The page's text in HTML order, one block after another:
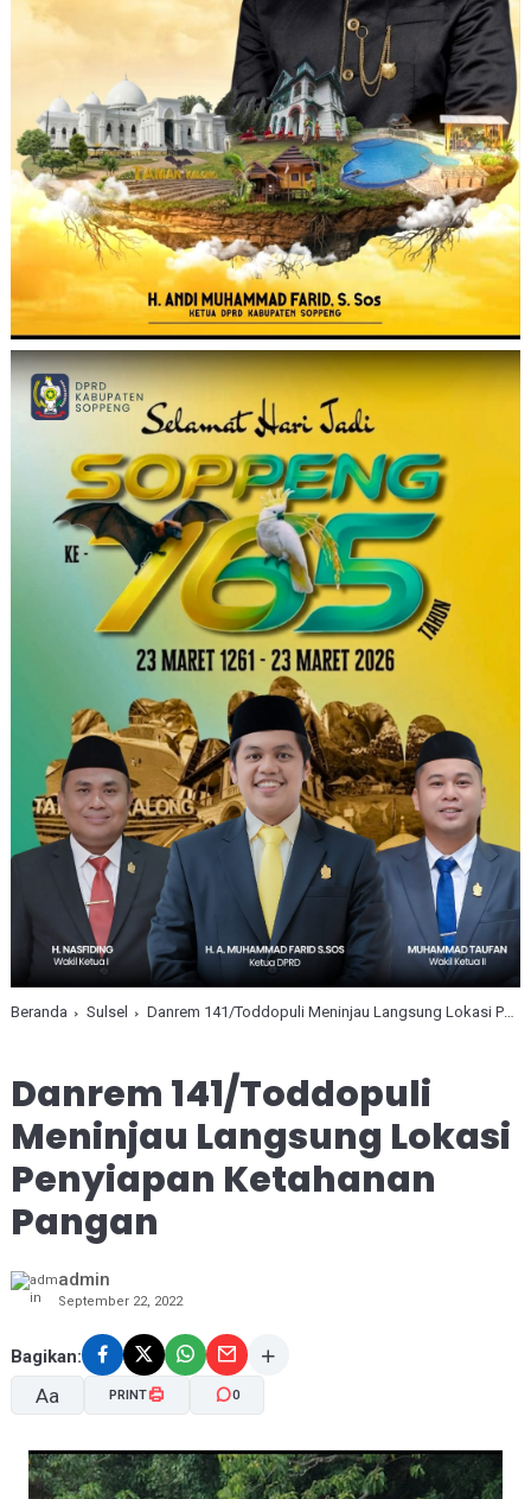
Beranda Sulsel Danrem 141/Toddopuli Meninjau Langsung Lokasi Penyiapan Ketahanan Pangan
Danrem 141/Toddopuli
Meninjau Langsung Lokasi
Penyiapan Ketahanan
Pangan
admin
September 22, 2022
Bagikan:
Aa PRINT 0